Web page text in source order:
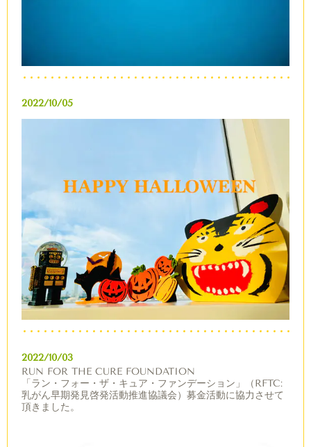
2022/10/05
2022/10/03
RUN FOR THE CURE FOUNDATION
「ラン・フォー・ザ・キュア・ファンデーション」（RFTC:
乳がん早期発見啓発活動推進協議会）募金活動に協力させて
頂きました。